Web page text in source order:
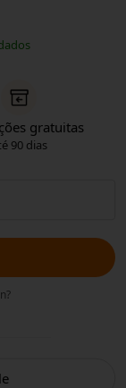
gratuitas
90 dias